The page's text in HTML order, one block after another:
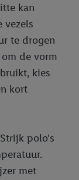
kan
vezels
te drogen
de vorm
kies
kort
polo's
met